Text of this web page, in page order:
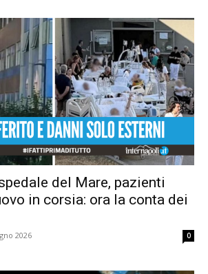
del Mare, pazienti
in corsia: ora la conta dei
2026 0